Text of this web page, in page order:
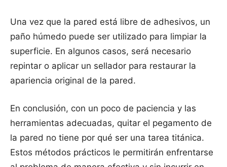
Una vez que la pared está libre de adhesivos, un
paño húmedo puede ser utilizado para limpiar la
superficie. En algunos casos, será necesario
repintar o aplicar un sellador para restaurar la
apariencia original de la pared.
En conclusión, con un poco de paciencia y las
herramientas adecuadas, quitar el pegamento de
la pared no tiene por qué ser una tarea titánica.
Estos métodos prácticos le permitirán enfrentarse